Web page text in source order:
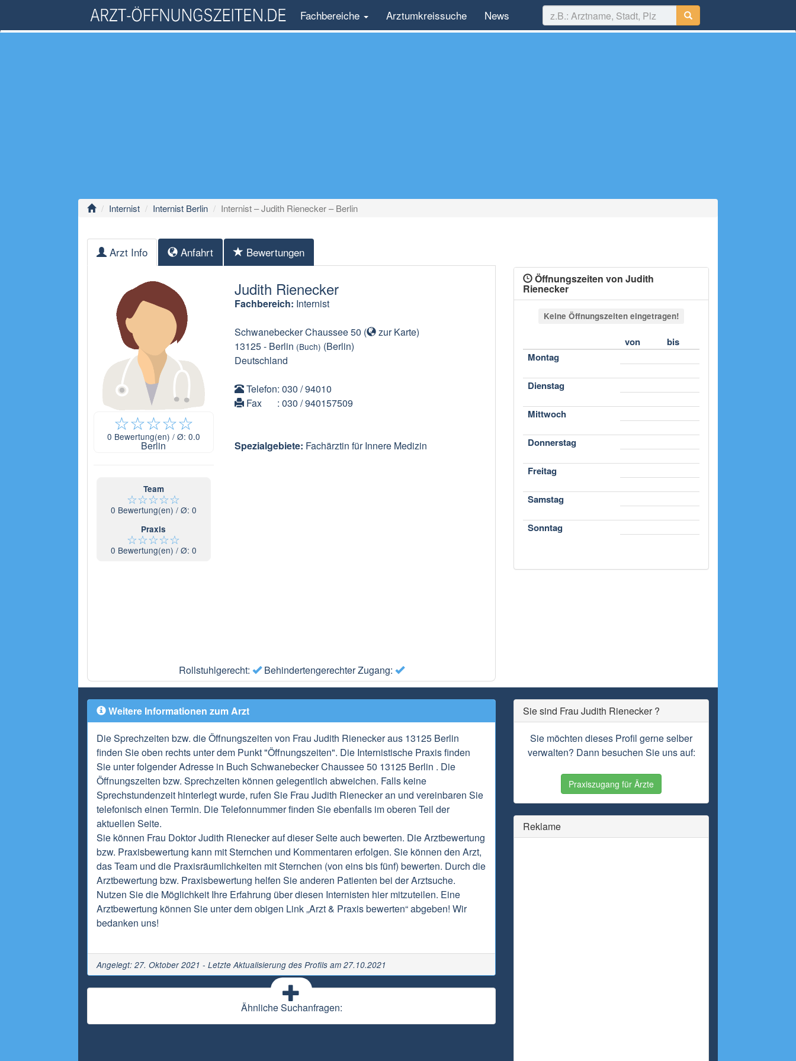
Fachbereiche Arztumkreissuche News
Internist Internist Berlin Internist – Judith Rienecker – Berlin
Arzt Info Anfahrt Bewertungen
☆☆☆☆☆
0 Bewertung(en) / Ø: 0.0
Berlin
Team
☆☆☆☆☆
0 Bewertung(en) / Ø: 0
Praxis
☆☆☆☆☆
0 Bewertung(en) / Ø: 0
Judith Rienecker
Fachbereich: Internist
Schwanebecker Chaussee 50 ( zur Karte)
13125- Berlin (Buch) (Berlin)
Deutschland
Telefon: 030 / 94010
Fax
: 030 / 940157509
Spezialgebiete: Fachärztin für Innere Medizin
Rollstuhlgerecht: Behindertengerechter Zugang:
Öffnungszeiten von Judith
Rienecker
Keine Öffnungszeiten eingetragen!
von
bis
Montag
Dienstag
Mittwoch
Donnerstag
Freitag
Samstag
Sonntag
Weitere Informationen zum Arzt
Die Sprechzeiten bzw. die Öffnungszeiten von Frau Judith Rienecker aus 13125 Berlin
finden Sie oben rechts unter dem Punkt "Öffnungszeiten". Die Internistische Praxis finden
Sie unter folgender Adresse in Buch Schwanebecker Chaussee 50 13125 Berlin . Die
Öffnungszeiten bzw. Sprechzeiten können gelegentlich abweichen. Falls keine
Sprechstundenzeit hinterlegt wurde, rufen Sie Frau Judith Rienecker an und vereinbaren Sie
telefonisch einen Termin. Die Telefonnummer finden Sie ebenfalls im oberen Teil der
aktuellen Seite.
Sie können Frau Doktor Judith Rienecker auf dieser Seite auch bewerten. Die Arztbewertung
bzw. Praxisbewertung kann mit Sternchen und Kommentaren erfolgen. Sie können den Arzt,
das Team und die Praxisräumlichkeiten mit Sternchen (von eins bis fünf) bewerten. Durch die
Arztbewertung bzw. Praxisbewertung helfen Sie anderen Patienten bei der Arztsuche.
Nutzen Sie die Möglichkeit Ihre Erfahrung über diesen Internisten hier mitzuteilen. Eine
Arztbewertung können Sie unter dem obigen Link „Arzt & Praxis bewerten“ abgeben! Wir
bedanken uns!
Angelegt: 27. Oktober 2021 - Letzte Aktualisierung des Profils am 27.10.2021
Ähnliche Suchanfragen:
Sie sind Frau Judith Rienecker ?
Sie möchten dieses Profil gerne selber
verwalten? Dann besuchen Sie uns auf:
Praxiszugang für Ärzte
Reklame